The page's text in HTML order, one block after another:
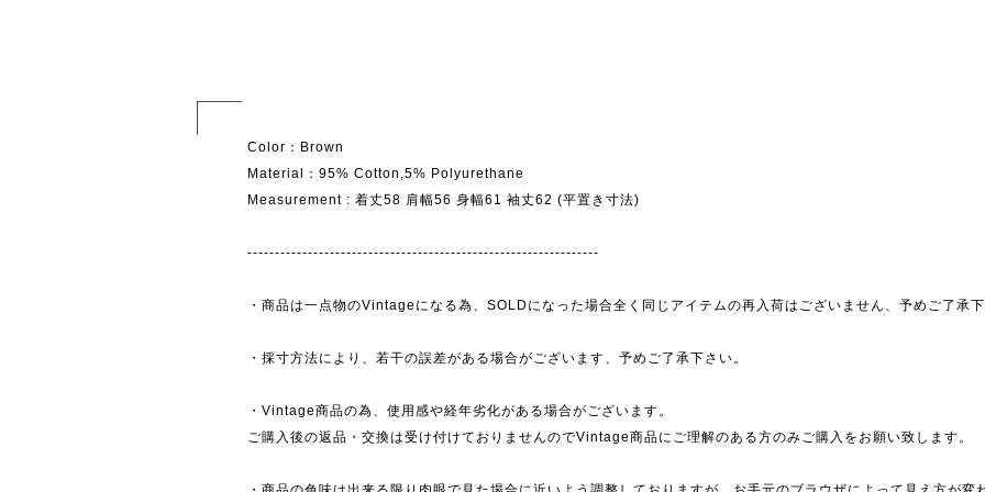
Color：Brown
Material：95% Cotton,5% Polyurethane
Measurement : 着丈58 肩幅56 身幅61 袖丈62 (平置き寸法)
----------------------------------------------------------------
・商品は一点物のVintageになる為、SOLDになった場合全く同じアイテムの再入荷はございません、予めご了承下
・採寸方法により、若干の誤差がある場合がございます、予めご了承下さい。
・Vintage商品の為、使用感や経年劣化がある場合がございます。
ご購入後の返品・交換は受け付けておりませんのでVintage商品にご理解のある方のみご購入をお願い致します。